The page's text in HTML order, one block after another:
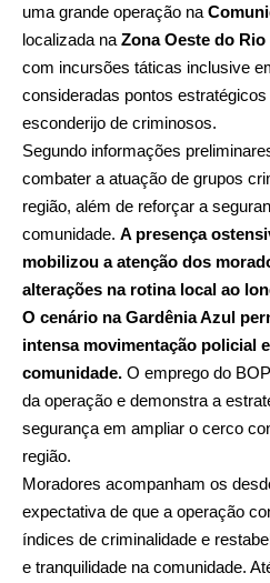
uma grande operação na
localizada na Zona Oeste do
com incursões táticas inclusive
consideradas pontos
esconderijo de criminosos.
Segundo informações
combater a atuação de grupos
região, além de reforçar a
comunidade. A presença
mobilizou a atenção dos
alterações na rotina local ao
O cenário na Gardênia Azul
intensa movimentação policial
comunidade. O emprego do
da operação e demonstra a
segurança em ampliar o cerco
região.
Moradores acompanham os
expectativa de que a operação
índices de criminalidade e
e tranquilidade na comunidade.